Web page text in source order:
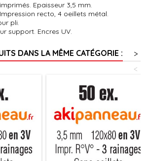
Epaisseur 3,5 mm.
recto, 4 oeillets métal.
pli.
support. Encres UV.
DANS LA MÊME CATÉGORIE :
>
<